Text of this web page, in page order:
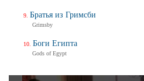
Братья из Гримсби
Grimsby
Боги Египта
Gods of Egypt